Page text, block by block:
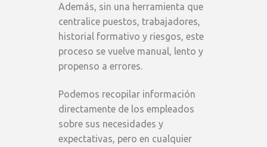
Además, sin una herramienta que
centralice puestos, trabajadores,
historial formativo y riesgos, este
proceso se vuelve manual, lento y
propenso a errores.
Podemos recopilar información
directamente de los empleados
sobre sus necesidades y
expectativas, pero en cualquier